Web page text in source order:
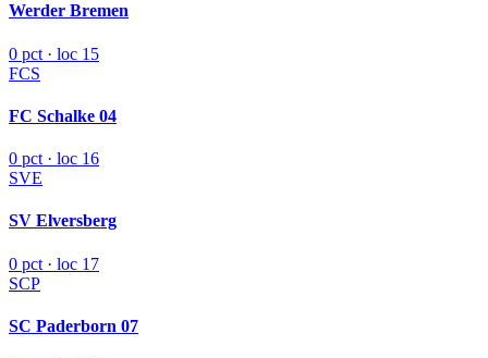
Werder Bremen
0 pct · loc 15
FCS
FC Schalke 04
0 pct · loc 16
SVE
SV Elversberg
0 pct · loc 17
SCP
SC Paderborn 07